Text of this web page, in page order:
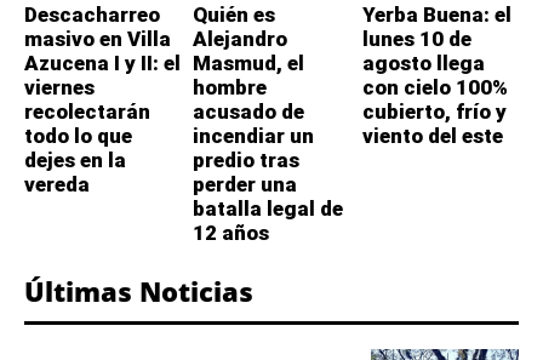
Descacharreo
masivo en Villa
Azucena I y II: el
viernes
recolectarán
todo lo que
dejes en la
vereda
Quién es
Alejandro
Masmud, el
hombre
acusado de
incendiar un
predio tras
perder una
batalla legal de
12 años
Yerba Buena: el
lunes 10 de
agosto llega
con cielo 100%
cubierto, frío y
viento del este
Últimas Noticias